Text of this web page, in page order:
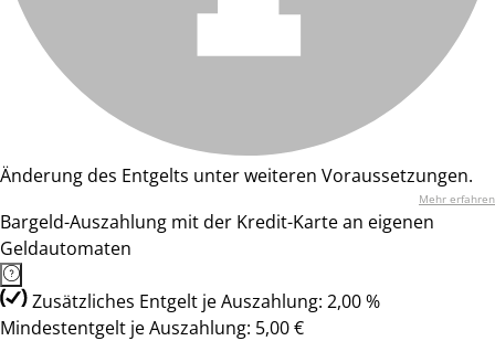
Änderung des Entgelts unter weiteren Voraussetzungen.
Mehr erfahren
Bargeld-Auszahlung mit der Kredit-Karte an eigenen
Geldautomaten
Zusätzliches Entgelt je Auszahlung: 2,00 %
Mindestentgelt je Auszahlung: 5,00 €